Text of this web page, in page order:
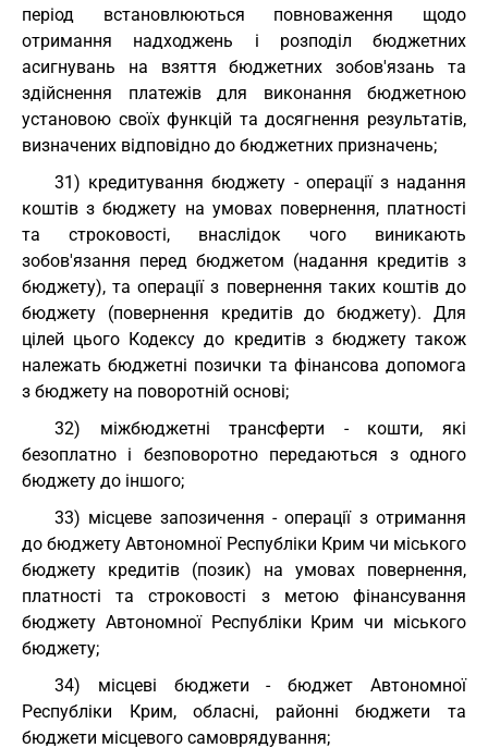
період встановлюються повноваження щодо
отримання надходжень і розподіл бюджетних
асигнувань на взяття бюджетних зобов'язань та
здійснення платежів для виконання бюджетною
установою своїх функцій та досягнення результатів,
визначених відповідно до бюджетних призначень;
31) кредитування бюджету - операції з надання
коштів з бюджету на умовах повернення, платності
та строковості, внаслідок чого виникають
зобов'язання перед бюджетом (надання кредитів з
бюджету), та операції з повернення таких коштів до
бюджету (повернення кредитів до бюджету). Для
цілей цього Кодексу до кредитів з бюджету також
належать бюджетні позички та фінансова допомога
з бюджету на поворотній основі;
32) міжбюджетні трансферти - кошти, які
безоплатно і безповоротно передаються з одного
бюджету до іншого;
33) місцеве запозичення - операції з отримання
до бюджету Автономної Республіки Крим чи міського
бюджету кредитів (позик) на умовах повернення,
платності та строковості з метою фінансування
бюджету Автономної Республіки Крим чи міського
бюджету;
34) місцеві бюджети - бюджет Автономної
Республіки Крим, обласні, районні бюджети та
бюджети місцевого самоврядування;